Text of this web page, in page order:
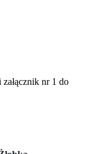
nr 1 do